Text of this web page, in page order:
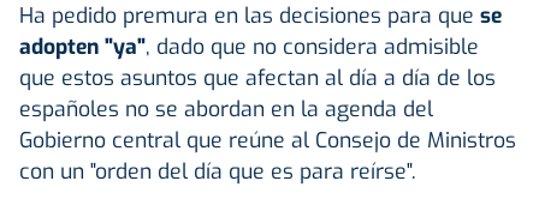
Ha pedido premura en las decisiones para que se
adopten "ya", dado que no considera admisible
que estos asuntos que afectan al día a día de los
españoles no se abordan en la agenda del
Gobierno central que reúne al Consejo de Ministros
con un "orden del día que es para reírse".